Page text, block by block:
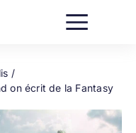
on écrit de la Fantasy